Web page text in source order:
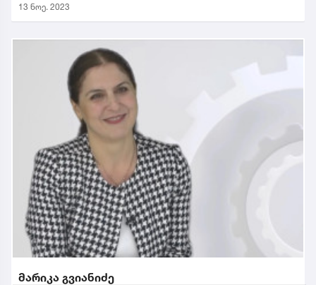
13 ნოე. 2023
მარიკა გვიანიძე